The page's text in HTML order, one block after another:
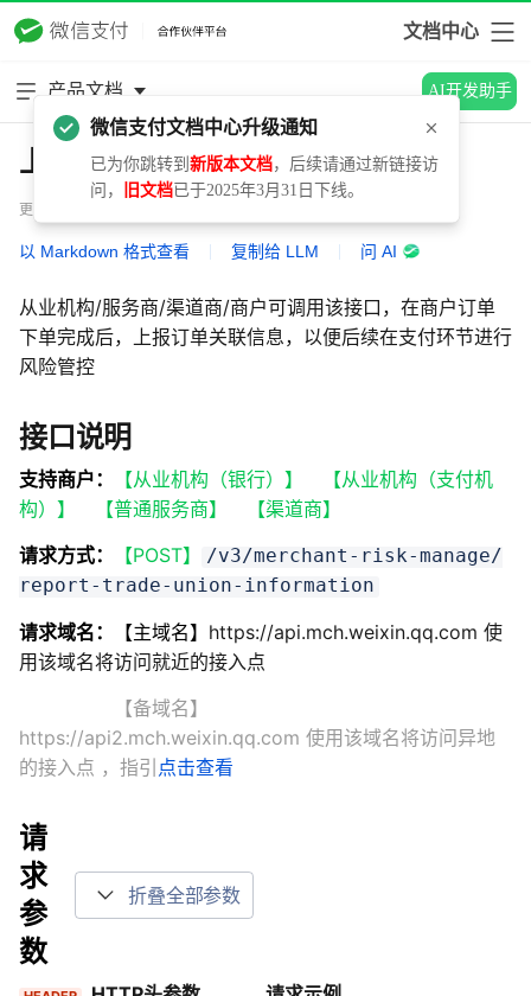
文档中心
产品文档 AI开发助手
上报订单关联信息
更新时间：2025.01.09
以 Markdown 格式查看 复制给 LLM 问 AI
从业机构/服务商/渠道商/商户可调用该接口，在商户订单
下单完成后，上报订单关联信息，以便后续在支付环节进行
风险管控
接口说明
支持商户：
【从业机构（银行）】 【从业机构（支付机
构）】 【普通服务商】 【渠道商】
请求方式：
【POST】
/v3/merchant-risk-manage/
report-trade-union-information
请求域名： 【主域名】 https://api.mch.weixin.qq.com 使
用该域名将访问就近的接入点
【备域名】
https://api2.mch.weixin.qq.com 使用该域名将访问异地
的接入点 ，指引 点击查看
请
求
参
数
折叠全部参数
微信支付文档中心升级通知
已为你跳转到 新版本文档，后续请通过新链接访
问，
旧文档已于2025年3月31日下线。